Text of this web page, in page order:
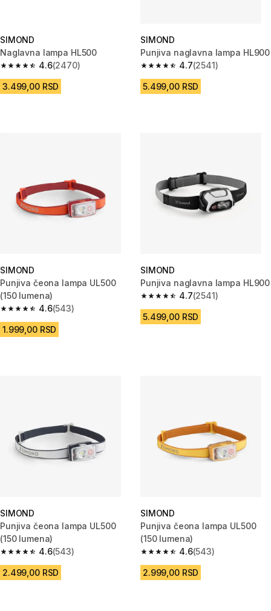
SIMOND
Naglavna lampa HL500
4.6
4.6 od 5 zvezdica from 2470 Recenzije
(2470)
3.499,00 RSD
SIMOND
Punjiva naglavna lampa HL900
4.7
4.7 od 5 zvezdica from 2541
(2541)
5.499,00 RSD
SIMOND
Punjiva čeona lampa UL500
(150 lumena)
4.6
4.6 od 5 zvezdica from 543 Recenzije
(543)
1.999,00 RSD
SIMOND
Punjiva naglavna lampa HL900
4.7
4.7 od 5 zvezdica from 2541
(2541)
5.499,00 RSD
SIMOND
Punjiva čeona lampa UL500
(150 lumena)
4.6
4.6 od 5 zvezdica from 543 Recenzije
(543)
2.499,00 RSD
SIMOND
Punjiva čeona lampa UL500
(150 lumena)
4.6
4.6 od 5 zvezdica from 543
(543)
2.999,00 RSD